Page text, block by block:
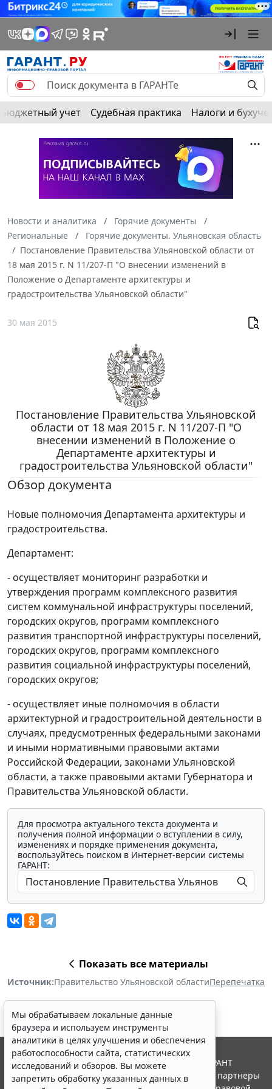
Бюджетный учет Судебная практика Налоги и
Новости и аналитика
Горячие документы
Региональные
Горячие документы. Ульяновская область
Постановление Правительства Ульяновской области от
18 мая 2015 г. N 11/207-П "О внесении изменений в
Положение о Департаменте архитектуры и
градостроительства Ульяновской области"
30 мая 2015
Постановление Правительства Ульяновской
области от 18 мая 2015 г. N 11/207-П "О
внесении изменений в Положение о
Департаменте архитектуры и
градостроительства Ульяновской области"
Обзор документа
Новые полномочия Департамента архитектуры и
градостроительства.
Департамент:
- осуществляет мониторинг разработки и
утверждения программ комплексного развития
систем коммунальной инфраструктуры поселений,
городских округов, программ комплексного
развития транспортной инфраструктуры поселений,
городских округов, программ комплексного
развития социальной инфраструктуры поселений,
городских округов;
- осуществляет иные полномочия в области
архитектурной и градостроительной деятельности в
случаях, предусмотренных федеральными законами
и иными нормативными правовыми актами
Российской Федерации, законами Ульяновской
области, а также правовыми актами Губернатора и
Правительства Ульяновской области.
Для просмотра актуального текста документа и
получения полной информации о вступлении в силу,
изменениях и порядке применения документа,
воспользуйтесь поиском в Интернет-версии системы
ГАРАНТ:
Показать все материалы
Источник:Правительство Ульяновской областиПерепечатка
Мы обрабатываем локальные данные
браузера и используем инструменты
аналитики в целях улучшения и обеспечения
работоспособности сайта, статистических
исследований и обзоров. Вы можете
запретить обработку указанных данных в
© ООО "НПП "ГАРАНТ-СЕРВИС", 2026. Система ГАРАНТ
выпускается с 1990 года. Компания "Гарант" и ее партнеры